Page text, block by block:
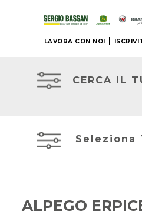
LAVORA CON NOI
NUOVO
CERCA IL
Seleziona
ALPEGO